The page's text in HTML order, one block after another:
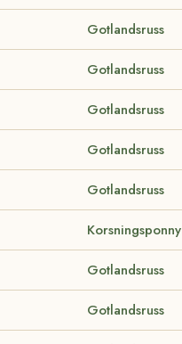
Gotlandsruss
Gotlandsruss
Gotlandsruss
Gotlandsruss
Gotlandsruss
Korsningsponny
Gotlandsruss
Gotlandsruss